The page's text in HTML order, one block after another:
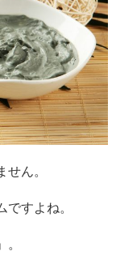
ん。
すよね。
」。